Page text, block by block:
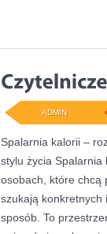
ADMIN
Spalarnia kalorii –
stylu życia Spalarnia
osobach, które chcą
szukają konkretnych
sposób. To